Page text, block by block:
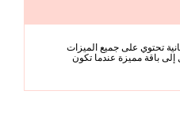
تحتوي على جميع الميزات
إلى باقة مميزة عندما تكون